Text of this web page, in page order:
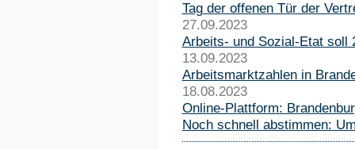
Tag der offenen Tür der
27.09.2023
Arbeits- und Sozial-Etat soll
13.09.2023
Arbeitsmarktzahlen in
18.08.2023
Online-Plattform:
Noch schnell abstimmen: